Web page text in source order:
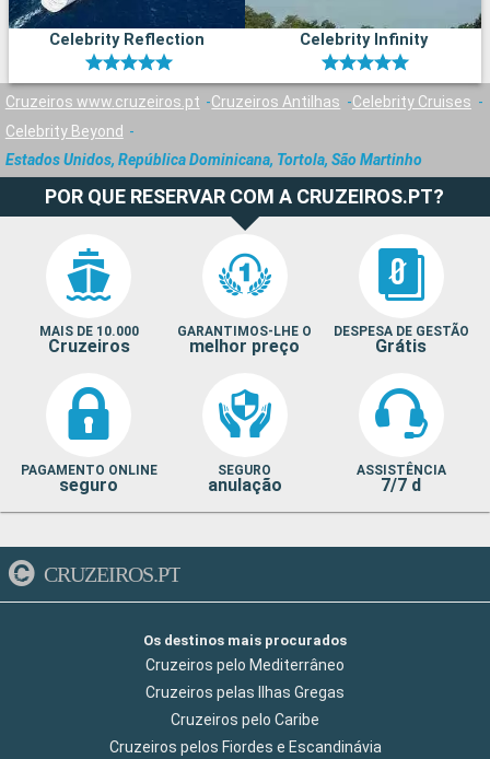
Celebrity Reflection Celebrity Infinity
Cruzeiros www.cruzeiros.pt Cruzeiros Antilhas
Celebrity Cruises
Celebrity Beyond
Estados Unidos, República Dominicana, Tortola, São Martinho
POR QUE RESERVAR COM A CRUZEIROS.PT?
MAIS DE 10.000
Cruzeiros
GARANTIMOS-LHE O
melhor preço
DESPESA DE GESTÃO
Grátis
PAGAMENTO ONLINE
seguro
SEGURO
anulação
ASSISTÊNCIA
7/7 d
CRUZEIROS.PT
Os destinos mais procurados
Cruzeiros pelo Mediterrâneo
Cruzeiros pelas Ilhas Gregas
Cruzeiros pelo Caribe
Cruzeiros pelos Fiordes e Escandinávia